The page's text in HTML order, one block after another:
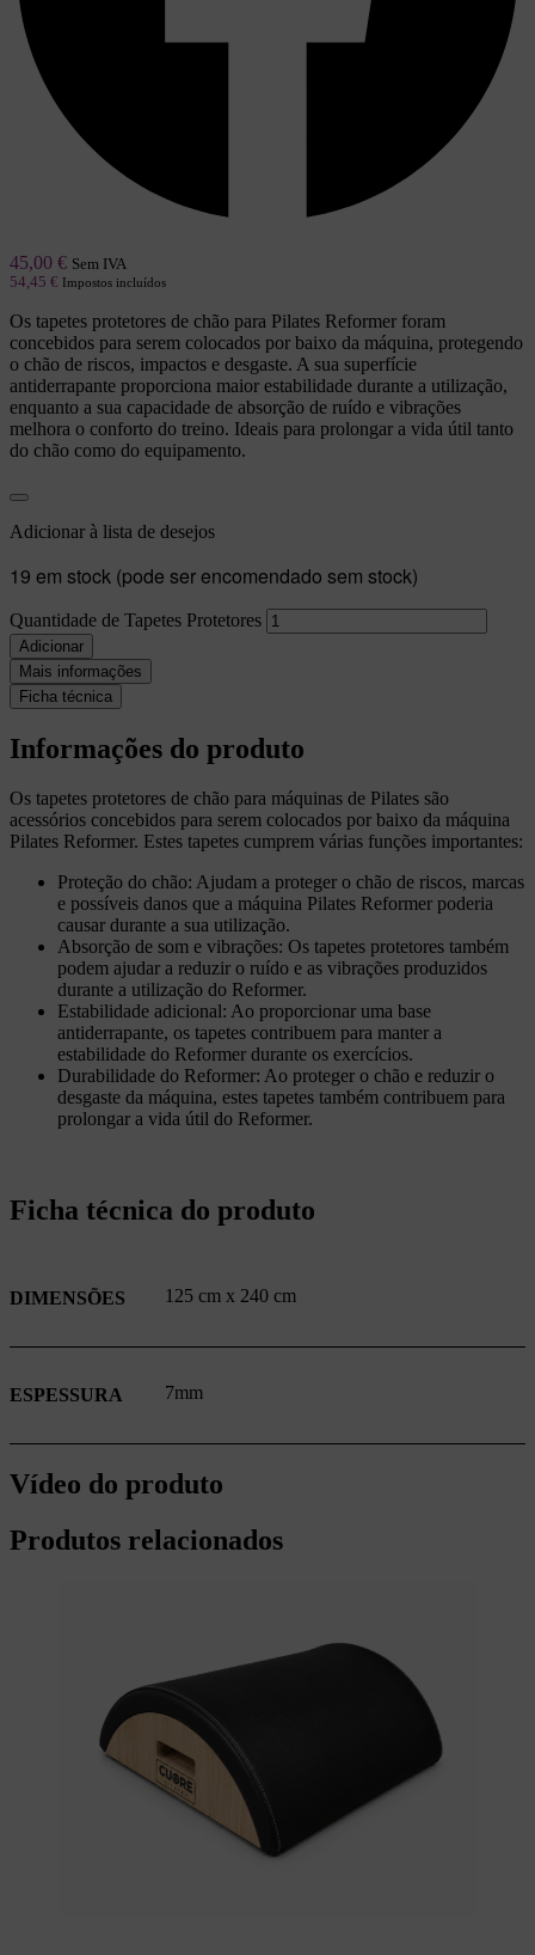
45,00 € Sem IVA
54,45 € Impostos incluídos
Os tapetes protetores de chão para Pilates Reformer foram
concebidos para serem colocados por baixo da máquina, protegendo
o chão de riscos, impactos e desgaste. A sua superfície
antiderrapante proporciona maior estabilidade durante a utilização,
enquanto a sua capacidade de absorção de ruído e vibrações
melhora o conforto do treino. Ideais para prolongar a vida útil tanto
do chão como do equipamento.
Adicionar à lista de desejos
19 em stock (pode ser encomendado sem stock)
Quantidade de Tapetes Protetores
Adicionar
Mais informações
Ficha técnica
Informações do produto
Os tapetes protetores de chão para máquinas de Pilates são
acessórios concebidos para serem colocados por baixo da máquina
Pilates Reformer. Estes tapetes cumprem várias funções importantes:
Proteção do chão: Ajudam a proteger o chão de riscos, marcas
e possíveis danos que a máquina Pilates Reformer poderia
causar durante a sua utilização.
Absorção de som e vibrações: Os tapetes protetores também
podem ajudar a reduzir o ruído e as vibrações produzidos
durante a utilização do Reformer.
Estabilidade adicional: Ao proporcionar uma base
antiderrapante, os tapetes contribuem para manter a
estabilidade do Reformer durante os exercícios.
Durabilidade do Reformer: Ao proteger o chão e reduzir o
desgaste da máquina, estes tapetes também contribuem para
prolongar a vida útil do Reformer.
Ficha técnica do produto
DIMENSÕES 125 cm x 240 cm
ESPESSURA 7mm
Vídeo do produto
Produtos relacionados